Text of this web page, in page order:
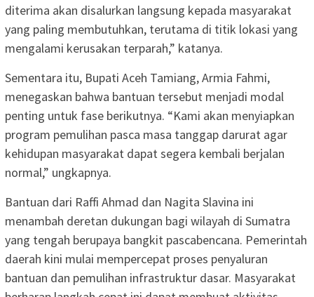
diterima akan disalurkan langsung kepada masyarakat
yang paling membutuhkan, terutama di titik lokasi yang
mengalami kerusakan terparah,” katanya.
Sementara itu, Bupati Aceh Tamiang, Armia Fahmi,
menegaskan bahwa bantuan tersebut menjadi modal
penting untuk fase berikutnya. “Kami akan menyiapkan
program pemulihan pasca masa tanggap darurat agar
kehidupan masyarakat dapat segera kembali berjalan
normal,” ungkapnya.
Bantuan dari Raffi Ahmad dan Nagita Slavina ini
menambah deretan dukungan bagi wilayah di Sumatra
yang tengah berupaya bangkit pascabencana. Pemerintah
daerah kini mulai mempercepat proses penyaluran
bantuan dan pemulihan infrastruktur dasar. Masyarakat